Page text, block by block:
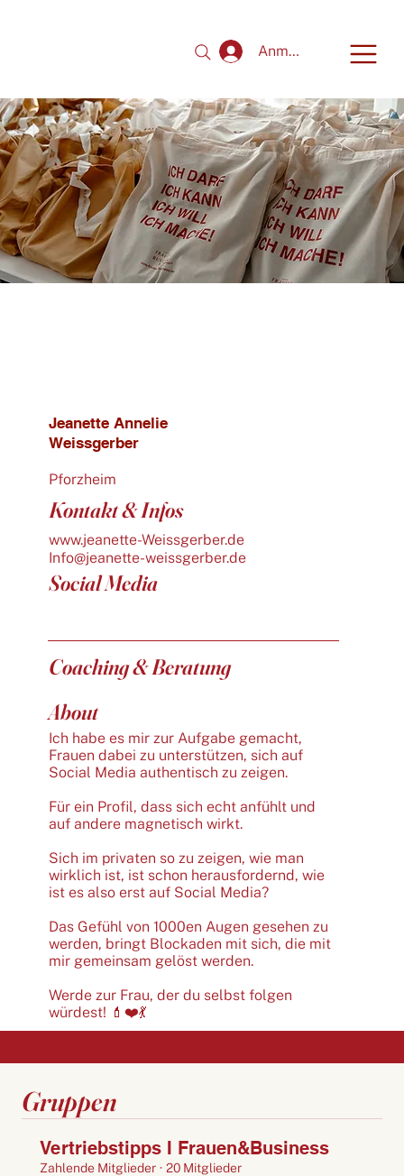
Anmelden
Jeanette Annelie
Weissgerber
Pforzheim
Kontakt & Infos
www.jeanette-Weissgerber.de
Info@jeanette-weissgerber.de
Social Media
Coaching & Beratung
About
Ich habe es mir zur Aufgabe gemacht,
Frauen dabei zu unterstützen, sich auf
Social Media authentisch zu zeigen.
Für ein Profil, dass sich echt anfühlt und
auf andere magnetisch wirkt.
Sich im privaten so zu zeigen, wie man
wirklich ist, ist schon herausfordernd, wie
ist es also erst auf Social Media?
Das Gefühl von 1000en Augen gesehen zu
werden, bringt Blockaden mit sich, die mit
mir gemeinsam gelöst werden.
Werde zur Frau, der du selbst folgen
würdest! 💄❤️💃
Gruppen
Vertriebstipps I Frauen&Business
Zahlende Mitglieder · 20 Mitglieder